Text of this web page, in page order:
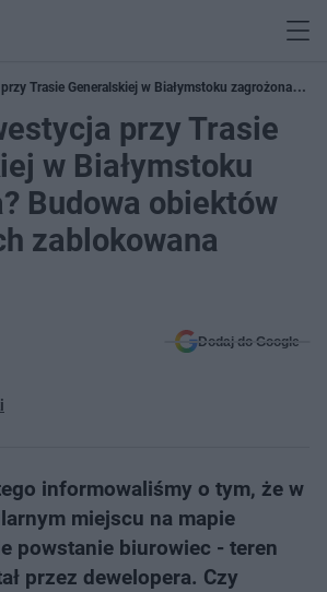
Trasie Generalskiej w Białymstoku zagrożona?
zablokowana
przy Trasie
w Białymstoku
Budowa obiektów
zablokowana
Dodaj do Google
informowaliśmy o tym, że w
miejscu na mapie
powstanie biurowiec - teren
przez dewelopera. Czy